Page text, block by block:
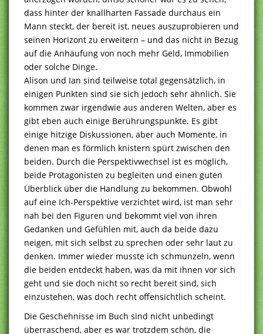
dass hinter der knallharten Fassade durchaus ein
Mann steckt, der bereit ist, neues auszuprobieren und
seinen Horizont zu erweitern – und das nicht in Bezug
auf die Anhäufung von noch mehr Geld, Immobilien
oder solche Dinge.
Alison und Ian sind teilweise total gegensätzlich, in
einigen Punkten sind sie sich jedoch sehr ähnlich. Sie
kommen zwar irgendwie aus anderen Welten, aber es
gibt eben auch einige Berührungspunkte. Es gibt
einige hitzige Diskussionen, aber auch Momente, in
denen man es förmlich knistern spürt zwischen den
beiden. Durch die Perspektivwechsel ist es möglich,
beide Protagonisten zu begleiten und einen guten
Überblick über die Handlung zu bekommen. Obwohl
auf eine Ich-Perspektive verzichtet wird, ist man sehr
nah bei den Figuren und bekommt viel von ihren
Gedanken und Gefühlen mit, auch da beide dazu
neigen, mit sich selbst zu sprechen oder sehr laut zu
denken. Immer wieder musste ich schmunzeln, wenn
die beiden entdeckt haben, was da mit ihnen vor sich
geht und sie doch nicht so recht bereit sind, sich
einzustehen, was doch recht offensichtlich scheint.
Die Geschehnisse im Buch sind nicht unbedingt
überraschend, aber es war trotzdem schön, die